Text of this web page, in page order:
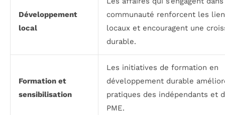
Développement
local
communauté renforcent les
locaux et encouragent une
durable.
Formation et
sensibilisation
Les initiatives de formation en
développement durable
pratiques des indépendants et
PME.